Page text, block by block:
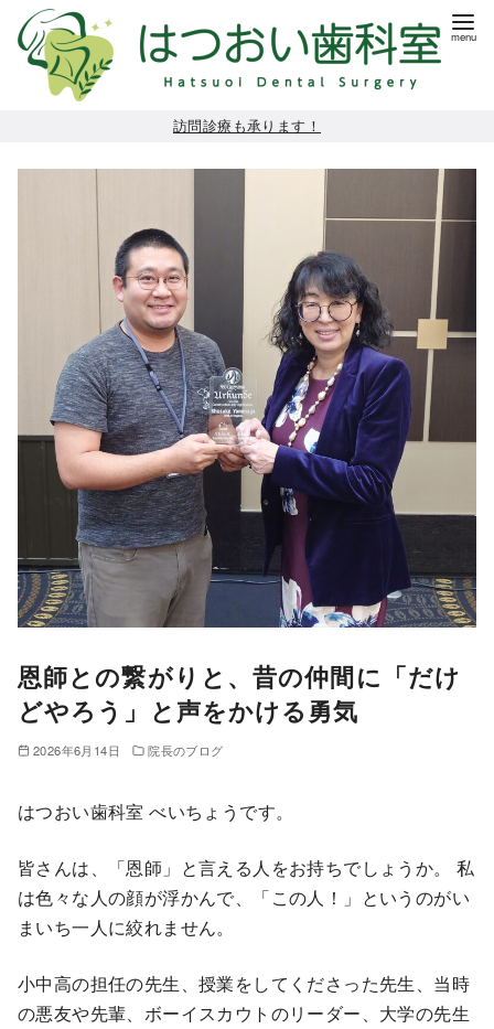
訪問診療も承ります！
恩師との繋がりと、昔の仲間に「だけ
どやろう」と声をかける勇気
2026年6月14日 院長のブログ
はつおい歯科室 べいちょうです。
皆さんは、「恩師」と言える人をお持ちでしょうか。 私
は色々な人の顔が浮かんで、「この人！」というのがい
まいち一人に絞れません。
小中高の担任の先生、授業をしてくださった先生、当時
の悪友や先輩、ボーイスカウトのリーダー、大学の先生